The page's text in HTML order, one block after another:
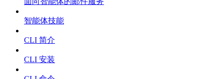
智能体技能
CLI 简介
CLI 安装